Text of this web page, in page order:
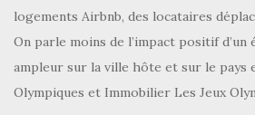
logements Airbnb, des locataires
On parle moins de l’impact positif d’un
ampleur sur la ville hôte et sur le pays
Olympiques et Immobilier Les Jeux